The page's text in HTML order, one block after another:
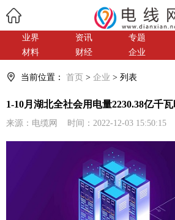
业界 资讯 专题
材料
财经 企业
当前位置： 首页 > 企业 > 列表
1-10月湖北全社会用电量2230.38亿千
来源：电缆网 时间：2022-12-03 15:50:15